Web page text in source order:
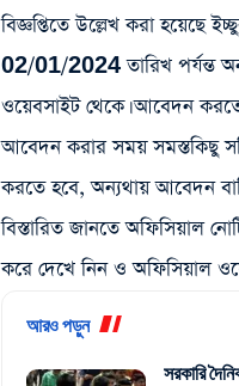
বিজ্ঞপ্তিতে উল্লেখ করা হয়েছে
02/01/2024 তারিখ পর্যন্ত
ওয়েবসাইট থেকে। আবেদন
আবেদন করার সময় সমস্তকিছু
করতে হবে, অন্যথায় আবেদন
বিস্তারিত জানতে অফিসিয়াল
করে দেখে নিন ও অফিসিয়াল
আরও পড়ুন
সরকারি